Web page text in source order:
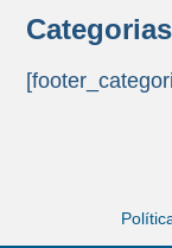
Categorias